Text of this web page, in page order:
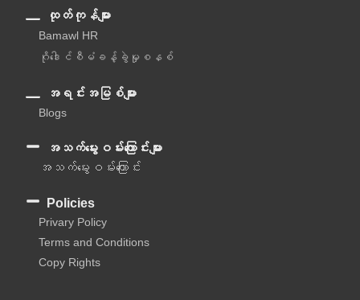
ထုတ်ကုန်များ
Bamawl HR
ဂိုဒေါင်စီမံခန့်ခွဲမှုစနစ်
အရင်းအမြစ်များ
Blogs
အသက်မွေးဝမ်းကြောင်းများ
အသက်မွေးဝမ်းကြောင်း
Policies
Privary Policy
Terms and Conditions
Copy Rights